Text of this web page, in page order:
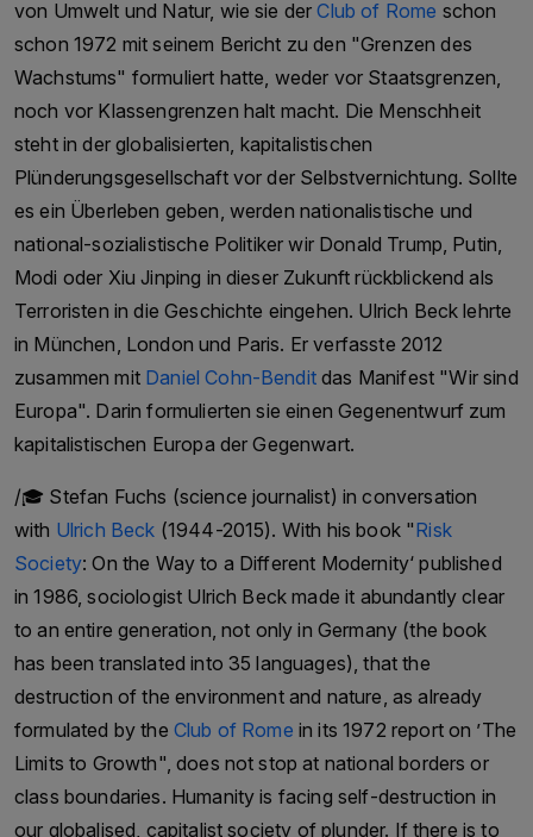
englischsprachige Zeitung „Dawn“, die urdu-
sprachige Zeitung „Express“ und den
Fernsehnachrichtensender „Dawn News“.Die
Dawn Media Group unter der Leitung von
Hameed Haroon setzt sich für journalistische
Integrität und Meinungsfreiheit in Pakistan ein.
Sie hat zahlreiche Auszeichnungen und
Anerkennungen für ihren Journalismus erhalten,
darunter den International Press Freedom Award
des Komitees zum Schutz von Journalisten.
/🎓 Hameed Haroon in conversation with
Christoph Burgmer. Hameed Haroon is the
current managing director of the Dawn Media
company based in Karachi, Pakistan, owned by
the Haroon and Saigol families. The Haroon and
Saigol families are among the most powerful and
influential families in Pakistan. Their economic
and political activities span various sectors,
including textiles, cement and the media. Under
the leadership of Hameed Haroon, the Dawn
Media Group has become one of Pakistan’s
leading media organisations. The company owns
and operates a range of media outlets, including
the English-language newspaper *Dawn*, the
von Umwelt und Natur, wie sie derClub of Rome schon
schon 1972 mit seinem Bericht zu den "Grenzen des
Wachstums" formuliert hatte, weder vor Staatsgrenzen,
noch vor Klassengrenzen halt macht. Die Menschheit
steht in der globalisierten, kapitalistischen
Plünderungsgesellschaft vor der Selbstvernichtung. Sollte
es ein Überleben geben, werden nationalistische und
national-sozialistische Politiker wir Donald Trump, Putin,
Modi oder Xiu Jinping in dieser Zukunft rückblickend als
Terroristen in die Geschichte eingehen. Ulrich Beck lehrte
in München, London und Paris. Er verfasste 2012
zusammen mit Daniel Cohn-Benditdas Manifest "Wir sind
Europa". Darin formulierten sie einen Gegenentwurf zum
kapitalistischen Europa der Gegenwart.
/🎓 Stefan Fuchs (science journalist) in conversation
with Ulrich Beck (1944-2015). With his book "Risk
Society: On the Way to a Different Modernity‘ published
in 1986, sociologist Ulrich Beck made it abundantly clear
to an entire generation, not only in Germany (the book
has been translated into 35 languages), that the
destruction of the environment and nature, as already
formulated by the Club of Rome in its 1972 report on ’The
Limits to Growth", does not stop at national borders or
class boundaries. Humanity is facing self-destruction in
our globalised, capitalist society of plunder. If there is to